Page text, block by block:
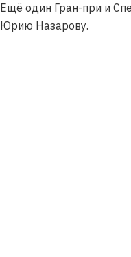
Ещё один Гран-при и
Юрию Назарову.